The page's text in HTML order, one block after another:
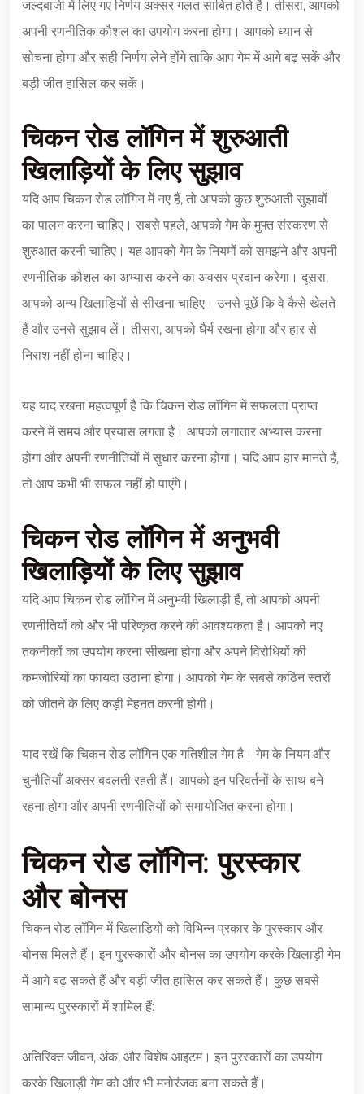
जल्दबाजी में लिए गए निर्णय अक्सर गलत साबित होते हैं। तीसरा, आपको
अपनी रणनीतिक कौशल का उपयोग करना होगा। आपको ध्यान से
सोचना होगा और सही निर्णय लेने होंगे ताकि आप गेम में आगे बढ़ सकें और
बड़ी जीत हासिल कर सकें।
चिकन रोड लॉगिन में शुरुआती
खिलाड़ियों के लिए सुझाव
यदि आप चिकन रोड लॉगिन में नए हैं, तो आपको कुछ शुरुआती सुझावों
का पालन करना चाहिए। सबसे पहले, आपको गेम के मुफ्त संस्करण से
शुरुआत करनी चाहिए। यह आपको गेम के नियमों को समझने और अपनी
रणनीतिक कौशल का अभ्यास करने का अवसर प्रदान करेगा। दूसरा,
आपको अन्य खिलाड़ियों से सीखना चाहिए। उनसे पूछें कि वे कैसे खेलते
हैं और उनसे सुझाव लें। तीसरा, आपको धैर्य रखना होगा और हार से
निराश नहीं होना चाहिए।
यह याद रखना महत्वपूर्ण है कि चिकन रोड लॉगिन में सफलता प्राप्त
करने में समय और प्रयास लगता है। आपको लगातार अभ्यास करना
होगा और अपनी रणनीतियों में सुधार करना होगा। यदि आप हार मानते हैं,
तो आप कभी भी सफल नहीं हो पाएंगे।
चिकन रोड लॉगिन में अनुभवी
खिलाड़ियों के लिए सुझाव
यदि आप चिकन रोड लॉगिन में अनुभवी खिलाड़ी हैं, तो आपको अपनी
रणनीतियों को और भी परिष्कृत करने की आवश्यकता है। आपको नए
तकनीकों का उपयोग करना सीखना होगा और अपने विरोधियों की
कमजोरियों का फायदा उठाना होगा। आपको गेम के सबसे कठिन स्तरों
को जीतने के लिए कड़ी मेहनत करनी होगी।
याद रखें कि चिकन रोड लॉगिन एक गतिशील गेम है। गेम के नियम और
चुनौतियाँ अक्सर बदलती रहती हैं। आपको इन परिवर्तनों के साथ बने
रहना होगा और अपनी रणनीतियों को समायोजित करना होगा।
चिकन रोड लॉगिन: पुरस्कार
और बोनस
चिकन रोड लॉगिन में खिलाड़ियों को विभिन्न प्रकार के पुरस्कार और
बोनस मिलते हैं। इन पुरस्कारों और बोनस का उपयोग करके खिलाड़ी गेम
में आगे बढ़ सकते हैं और बड़ी जीत हासिल कर सकते हैं। कुछ सबसे
सामान्य पुरस्कारों में शामिल हैं:
अतिरिक्त जीवन, अंक, और विशेष आइटम। इन पुरस्कारों का उपयोग
करके खिलाड़ी गेम को और भी मनोरंजक बना सकते हैं।